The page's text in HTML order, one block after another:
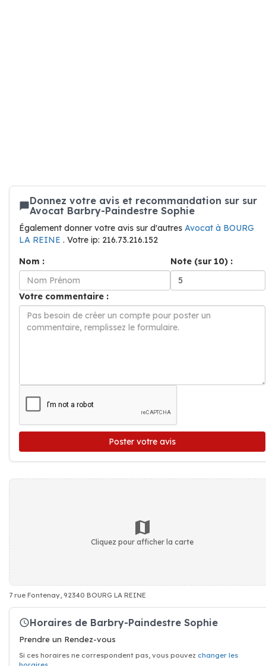
Donnez votre avis et recommandation sur sur
Avocat Barbry-Paindestre Sophie
Également donner votre avis sur d'autres Avocat à BOURG
LA REINE . Votre ip: 216.73.216.152
Nom :
Note (sur 10) :
Votre commentaire :
Poster votre avis
Cliquez pour afficher la carte
7 rue Fontenay, 92340 BOURG LA REINE
Horaires de Barbry-Paindestre Sophie
Prendre un Rendez-vous
Si ces horaires ne correspondent pas, vous pouvez changer les